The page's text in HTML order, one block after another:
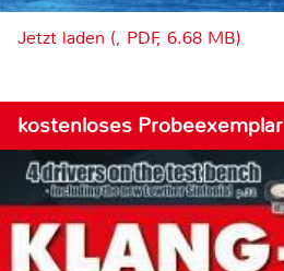
Jetzt laden (, PDF, 6.68 MB)
kostenloses Probeexemplar